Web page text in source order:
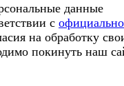
данные
с
на обработку
покинуть наш